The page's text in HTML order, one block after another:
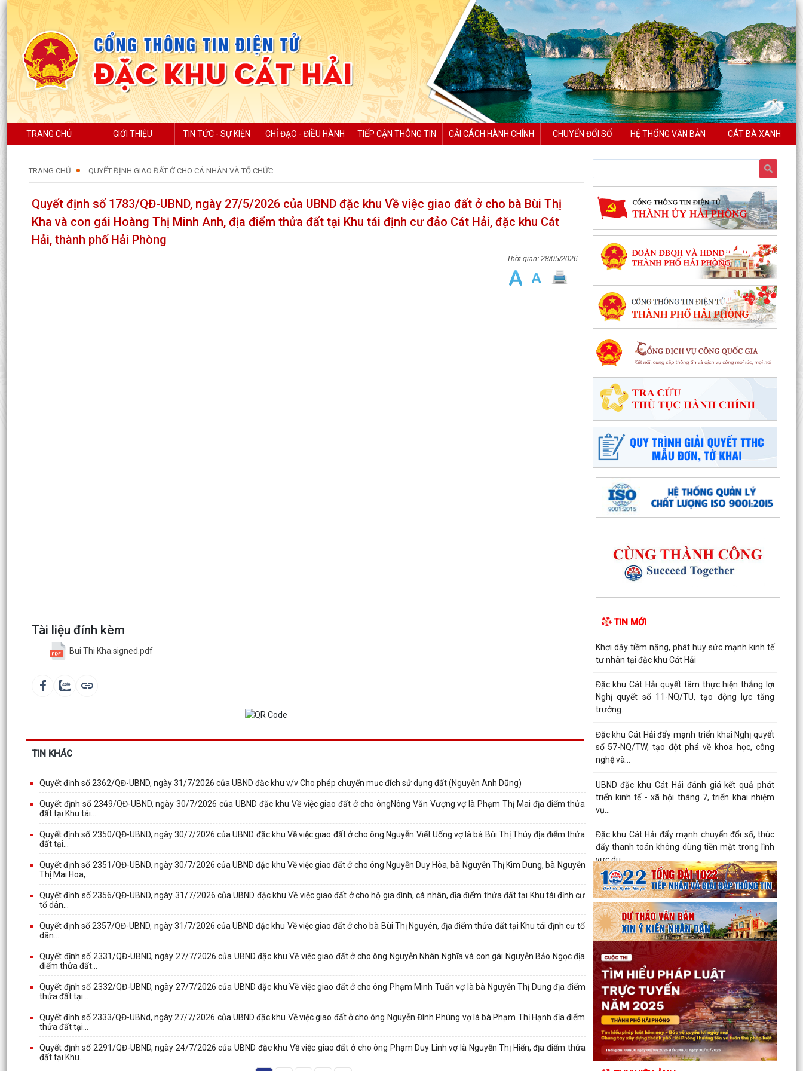
TRANG CHỦ GIỚI THIỆU TIN TỨC - SỰ KIỆN CHỈ ĐẠO - ĐIỀU HÀNH TIẾP CẬN THÔNG TIN CẢI CÁCH HÀNH CHÍNH CHUYỂN ĐỔI SỐ HỆ THỐNG VĂN BẢN CÁT BÀ XANH
TRANG CHỦ QUYẾT ĐỊNH GIAO ĐẤT Ở CHO CÁ NHÂN VÀ TỔ CHỨC
Quyết định số 1783/QĐ-UBND, ngày 27/5/2026 của UBND đặc khu Về việc giao đất ở cho bà Bùi Thị
Kha và con gái Hoàng Thị Minh Anh, địa điểm thửa đất tại Khu tái định cư đảo Cát Hải, đặc khu Cát
Hải, thành phố Hải Phòng
28/05/2026
Tài liệu đính kèm
Bui Thi Kha.signed.pdf
TIN KHÁC
Quyết định số 2362/QĐ-UBND, ngày 31/7/2026 của UBND đặc khu v/v Cho phép chuyển mục đích sử dụng đất (Nguyễn Anh Dũng)
Quyết định số 2349/QĐ-UBND, ngày 30/7/2026 của UBND đặc khu Về việc giao đất ở cho ôngNông Văn Vượng vợ là Phạm Thị Mai địa điểm thửa
đất tại Khu tái...
Quyết định số 2350/QĐ-UBND, ngày 30/7/2026 của UBND đặc khu Về việc giao đất ở cho ông Nguyễn Viết Uống vợ là bà Bùi Thị Thúy địa điểm thửa
đất tại...
Quyết định số 2351/QĐ-UBND, ngày 30/7/2026 của UBND đặc khu Về việc giao đất ở cho ông Nguyễn Duy Hòa, bà Nguyễn Thị Kim Dung, bà Nguyễn
Thị Mai Hoa,...
Quyết định số 2356/QĐ-UBND, ngày 31/7/2026 của UBND đặc khu Về việc giao đất ở cho hộ gia đình, cá nhân, địa điểm thửa đất tại Khu tái định cư
tổ dân...
Quyết định số 2357/QĐ-UBND, ngày 31/7/2026 của UBND đặc khu Về việc giao đất ở cho bà Bùi Thị Nguyên, địa điểm thửa đất tại Khu tái định cư tổ
dân...
Quyết định số 2331/QĐ-UBND, ngày 27/7/2026 của UBND đặc khu Về việc giao đất ở cho ông Nguyễn Nhân Nghĩa và con gái Nguyễn Bảo Ngọc địa
điểm thửa đất...
Quyết định số 2332/QĐ-UBND, ngày 27/7/2026 của UBND đặc khu Về việc giao đất ở cho ông Phạm Minh Tuấn vợ là bà Nguyễn Thị Dung địa điểm
thửa đất tại...
Quyết định số 2333/QĐ-UBNd, ngày 27/7/2026 của UBND đặc khu Về việc giao đất ở cho ông Nguyễn Đình Phùng vợ là bà Phạm Thị Hạnh địa điểm
thửa đất tại...
Quyết định số 2291/QĐ-UBND, ngày 24/7/2026 của UBND đặc khu Về việc giao đất ở cho ông Phạm Duy Linh vợ là Nguyễn Thị Hiển, địa điểm thửa
đất tại Khu...
TIN MỚI
Chung kết toàn quốc Hội thi lực lượng tham gia
bảo vệ an ninh, trật tự ở cơ sở giỏi lần thứ I tại...
Đặc khu Cát Hải đẩy mạnh cải cách hành chính,
nâng cao chất lượng phục vụ người dân và
Thông báo tuyển sinh trình độ trung cấp, cao
đẳng năm 2026 của Trường Cao đẳng Kỹ thuật
Tổ đại biểu số 09 HĐND thành phố Hải Phòng
tiếp xúc cử tri sau Kỳ họp thường lệ giữa năm
Đặc khu Cát Hải triển khai Chương trình quốc gia
2035
Khơi dậy tiềm năng, phát huy sức mạnh kinh tế
tư nhân tại đặc khu Cát Hải
Đặc khu Cát Hải quyết tâm thực hiện thắng lợi
Nghị quyết số 11-NQ/TU, tạo động lực tăng
trưởng...
Đặc khu Cát Hải đẩy mạnh triển khai Nghị quyết
số 57-NQ/TW, tạo đột phá về khoa học, công
nghệ và...
UBND đặc khu Cát Hải đánh giá kết quả phát
triển kinh tế - xã hội tháng 7, triển khai nhiệm
vụ...
Đặc khu Cát Hải đẩy mạnh chuyển đổi số, thúc
đẩy thanh toán không dùng tiền mặt trong lĩnh
vực du...
Đặc khu Cát Hải đẩy mạnh thực hiện Nghị quyết
số 68-NQ/TW về phát triển kinh tế tư nhân
Sinh hoạt chuyên đề gắn với học tập và làm
theo Bác, nâng cao chất lượng hoạt động của
Chi bộ Cơ...
Lễ chào cờ tháng 8: Đặc khu Cát Hải tăng tốc
thực hiện các nhiệm vụ trọng tâm năm 2026
Người đứng đầu cấp ủy, chính quyền Đặc khu
Cát Hải đối thoại trực tiếp với Nhân dân
Nâng cao chất lượng hoạt động ủy thác vay vốn
chính sách tại đặc khu Cát Hải